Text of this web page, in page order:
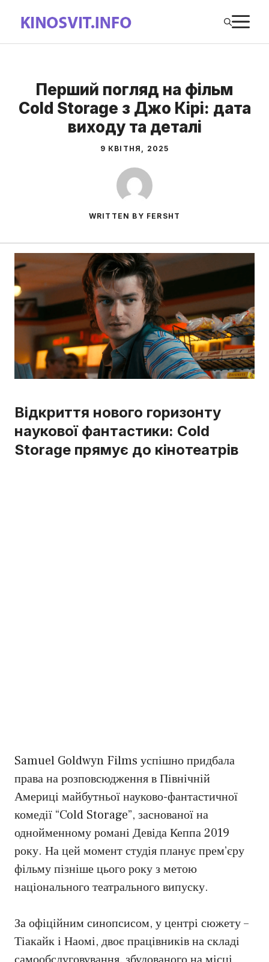
вмісту
Перший погляд на фільм
Cold Storage з Джо Кірі: дата
виходу та деталі
9 КВІТНЯ, 2025
WRITTEN BY FERSHT
Відкриття нового горизонту
наукової фантастики: Cold
Storage прямує до кінотеатрів
Samuel Goldwyn Films успішно придбала
права на розповсюдження в Північній
Америці майбутньої науково-фантастичної
комедії “Cold Storage”, заснованої на
однойменному романі Девіда Кеппа 2019
року. На цей момент студія планує прем’єру
фільму пізніше цього року з метою
національного театрального випуску.
За офіційним синопсисом, у центрі сюжету –
Тіакайк і Наомі, двоє працівників на складі